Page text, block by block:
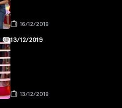
16/12/2019
13/12/2019
13/12/2019